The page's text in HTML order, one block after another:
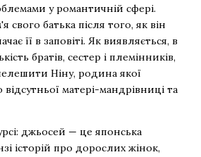
у романтичній сфері.
свого батька після того, як він
її в заповіті. Як виявляється, в
братів, сестер і племінників,
Ніну, родина якої
відсутньої матері-мандрівниці та
джьосей — це японська
історій про дорослих жінок,